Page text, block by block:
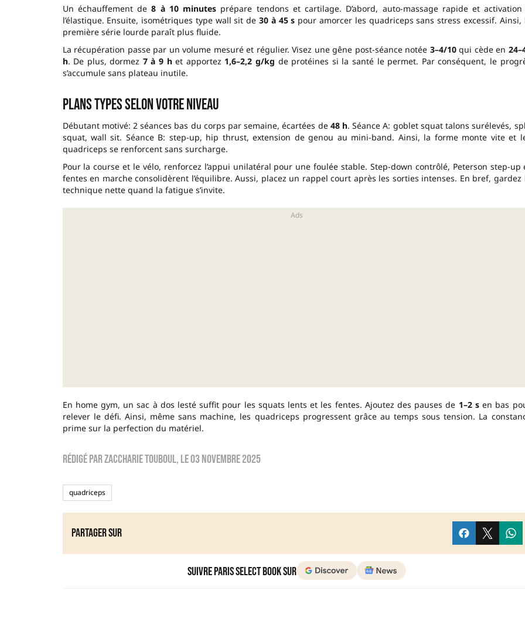
Un échauffement de8 à 10 minutes prépare tendons et cartilage. D’abord, auto-massage rapide et activation
l’élastique. Ensuite, isométriques type wall sit de30 à 45 s pour amorcer les quadriceps sans stress excessif. Ainsi,
première série lourde paraît plus fluide.
La récupération passe par un volume mesuré et régulier. Visez une gêne post-séance notée 3–4/10qui cède en
h. De plus, dormez 7 à 9 het apportez 1,6–2,2 g/kg de protéines si la santé le permet. Par conséquent, le
s’accumule sans plateau inutile.
Plans types selon votre niveau
Débutant motivé: 2 séances bas du corps par semaine, écartées de 48 h. Séance A: goblet squat talons surélevés,
squat, wall sit. Séance B: step-up, hip thrust, extension de genou au mini-band. Ainsi, la forme monte vite et
quadriceps se renforcent sans surcharge.
Pour la course et le vélo, renforcez l’appui unilatéral pour une foulée stable. Step-down contrôlé, Peterson step-up
fentes en marche consolidèrent l’équilibre. Aussi, placez un rappel court après les sorties intenses. En bref, gardez
technique nette quand la fatigue s’invite.
En home gym, un sac à dos lesté suffit pour les squats lents et les fentes. Ajoutez des pauses de 1–2 sen bas
relever le défi. Ainsi, même sans machine, les quadriceps progressent grâce au temps sous tension. La
prime sur la perfection du matériel.
Rédigé parzaccharie touboul, le03 novembre 2025
quadriceps
Partager sur
Suivre Paris Select Book sur